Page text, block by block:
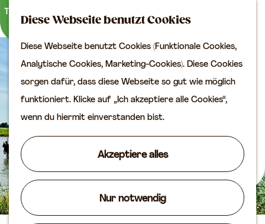
Diese Webseite benutzt Cookies
Diese Webseite benutzt Cookies (Funktionale Cookies,
Analytische Cookies, Marketing-Cookies). Diese Cookies
sorgen dafür, dass diese Webseite so gut wie möglich
funktioniert. Klicke auf „Ich akzeptiere alle Cookies“,
wenn du hiermit einverstanden bist.
Akzeptiere alles
Nur notwendig
e
h
n
S
i
e
z
u
K
e
S
VVV
Erreichbarkeit
Übernachten
Planen Sie Ihren
Routen
Agenda